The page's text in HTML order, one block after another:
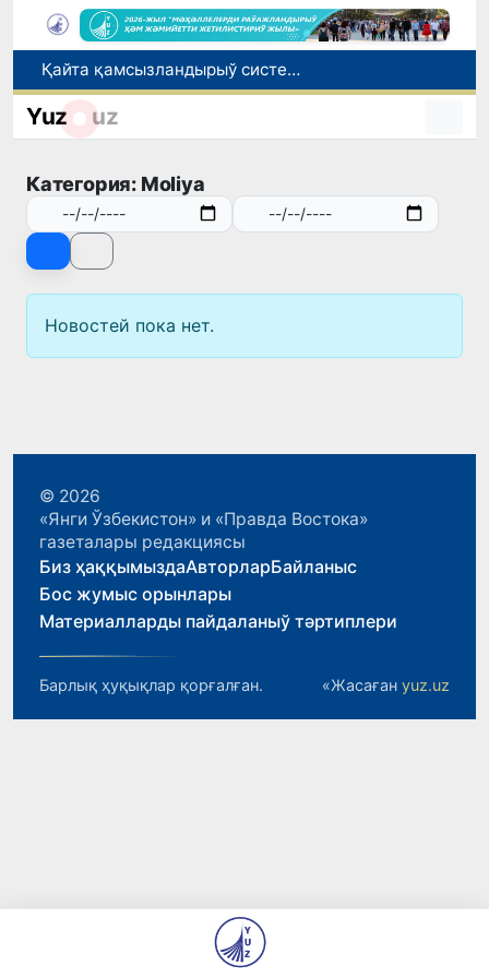
Қайта қамсызландырыў системасы тез раўажланып атырған Өзбекстан экономикасы ушын не береди?
Ташкент аўыр атлетика бойынша Азия чемпионатына таярланбақта
Елимиз дөретиўшилери өз кәсиби ҳәм мийнети менен мақтанады
Yuz uz
Категория: Moliya
Новостей пока нет.
© 2026
«Янги Ўзбекистон» и «Правда Востока»
газеталары редакциясы
Биз ҳаққымыздаАвторларБайланыс
Бос жумыс орынлары
Материалларды пайдаланыў тәртиплери
Барлық ҳуқықлар қорғалған. «Жасаған yuz.uz